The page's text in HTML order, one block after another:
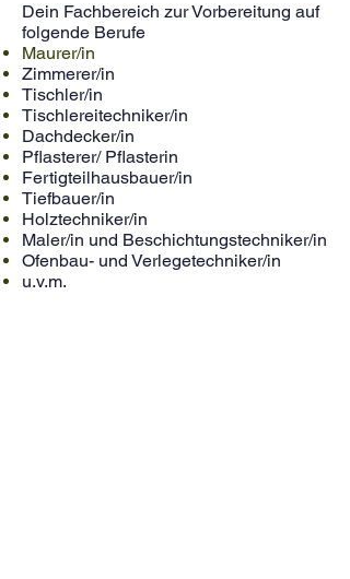
Dein Fachbereich zur Vorbereitung auf
folgende Berufe
Maurer/in
Zimmerer/in
Tischler/in
Tischlereitechniker/in
Dachdecker/in
Pflasterer/ Pflasterin
Fertigteilhausbauer/in
Tiefbauer/in
Holztechniker/in
Maler/in und Beschichtungstechniker/in
Ofenbau- und Verlegetechniker/in
u.v.m.